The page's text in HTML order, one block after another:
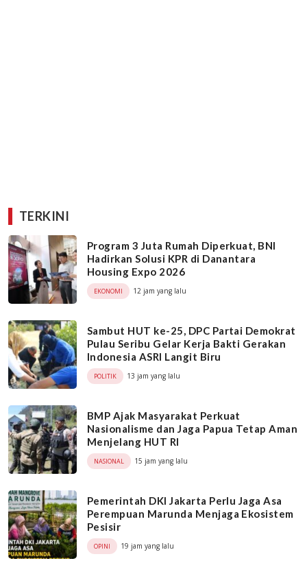
TERKINI
Program 3 Juta Rumah Diperkuat, BNI
Hadirkan Solusi KPR di Danantara
Housing Expo 2026
EKONOMI 12 jam yang lalu
Sambut HUT ke-25, DPC Partai Demokrat
Pulau Seribu Gelar Kerja Bakti Gerakan
Indonesia ASRI Langit Biru
POLITIK 13 jam yang lalu
BMP Ajak Masyarakat Perkuat
Nasionalisme dan Jaga Papua Tetap Aman
Menjelang HUT RI
NASIONAL 15 jam yang lalu
Pemerintah DKI Jakarta Perlu Jaga Asa
Perempuan Marunda Menjaga Ekosistem
Pesisir
OPINI 19 jam yang lalu